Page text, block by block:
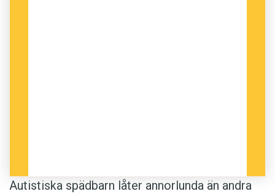
Autistiska spädbarn låter annorlunda än andra